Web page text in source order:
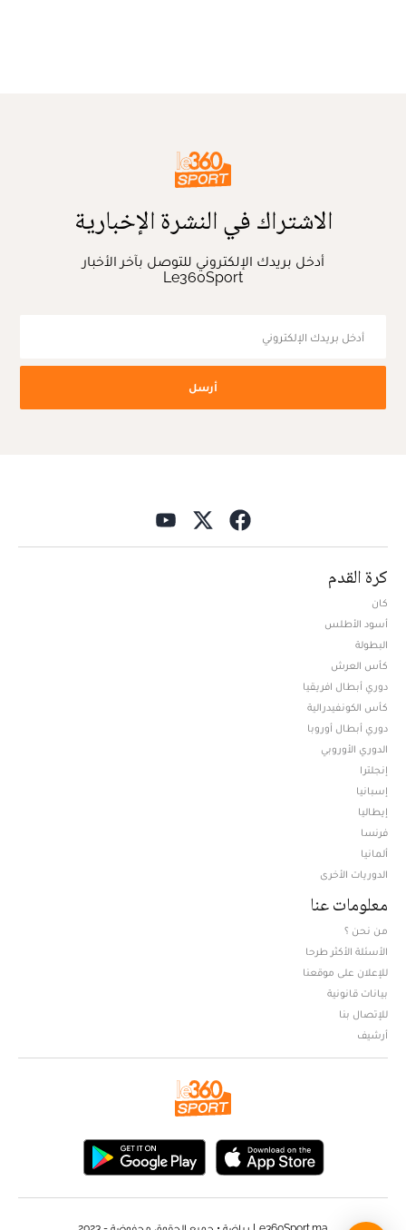
الاشتراك في النشرة الإخبارية
أدخل بريدك الإلكتروني للتوصل بآخر الأخبار
Le360Sport
أرسل
كرة القدم
كان
أسود الأطلس
البطولة
كأس العرش
دوري أبطال افريقيا
كأس الكونفيدرالية
دوري أبطال أوروبا
الدوري الأوروبي
إنجلترا
إسبانيا
إيطاليا
فرنسا
ألمانيا
الدوريات الأخرى
معلومات عنا
من نحن ؟
الأسئلة الأكثر طرحا
للإعلان على موقعنا
بيانات قانونية
للإتصال بنا
أرشيف